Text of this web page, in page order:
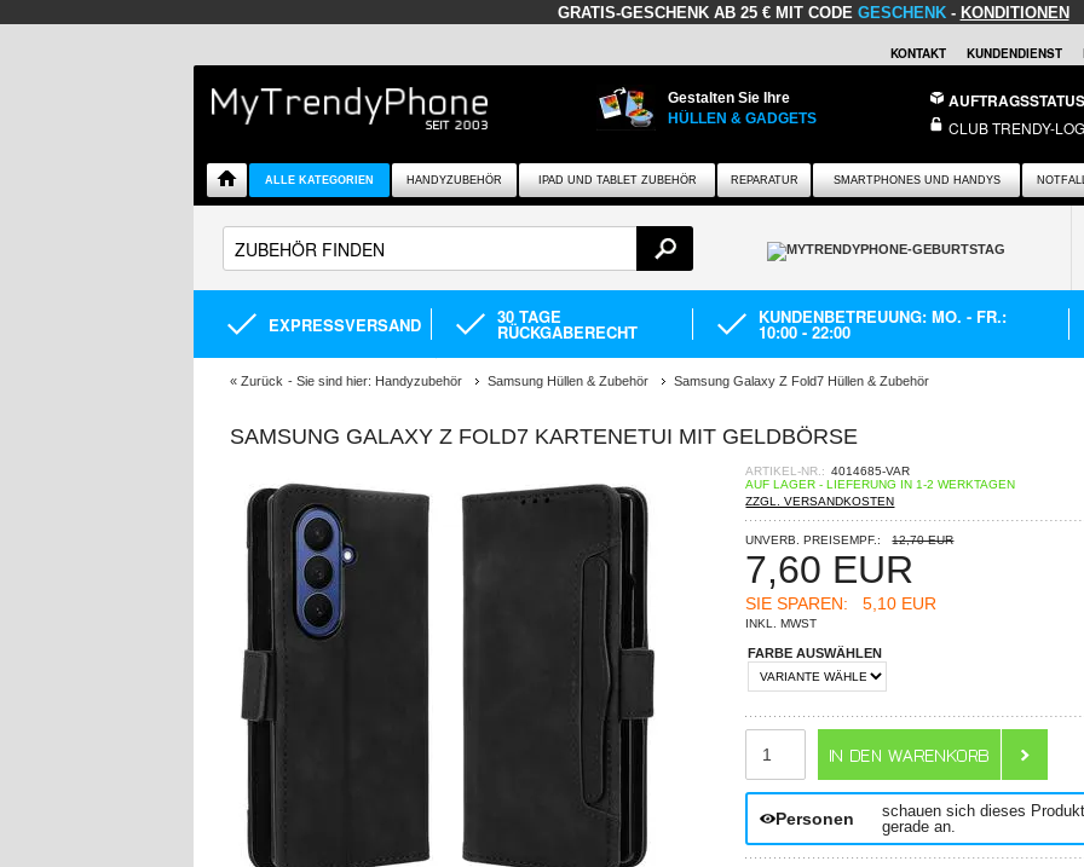
GRATIS-GESCHENK AB 25 € MIT CODE GESCHENK- KONDITIONEN
KONTAKT KUNDENDIENST
Gestalten Sie Ihre
HÜLLEN & GADGETS
AUFTRAGSSTATUS
CLUB TRENDY-
ALLE KATEGORIEN HANDYZUBEHÖR IPAD UND TABLET ZUBEHÖR REPARATUR SMARTPHONES UND HANDYS
EXPRESSVERSAND 30 TAGE
RÜCKGABERECHT
KUNDENBETREUUNG: MO. - FR.:
10:00 - 22:00
« Zurück - Sie sind hier: Handyzubehör Samsung Hüllen & Zubehör Samsung Galaxy Z Fold7 Hüllen & Zubehör
SAMSUNG GALAXY Z FOLD7 KARTENETUI MIT GELDBÖRSE
ARTIKEL-NR.: 4014685-VAR
AUF LAGER - LIEFERUNG IN 1-2 WERKTAGEN
ZZGL. VERSANDKOSTEN
UNVERB. PREISEMPF.: 12,70 EUR
7,60 EUR
SIE SPAREN: 5,10 EUR
INKL. MWST
FARBE AUSWÄHLEN
Personen
schauen sich dieses Produkt
gerade an.